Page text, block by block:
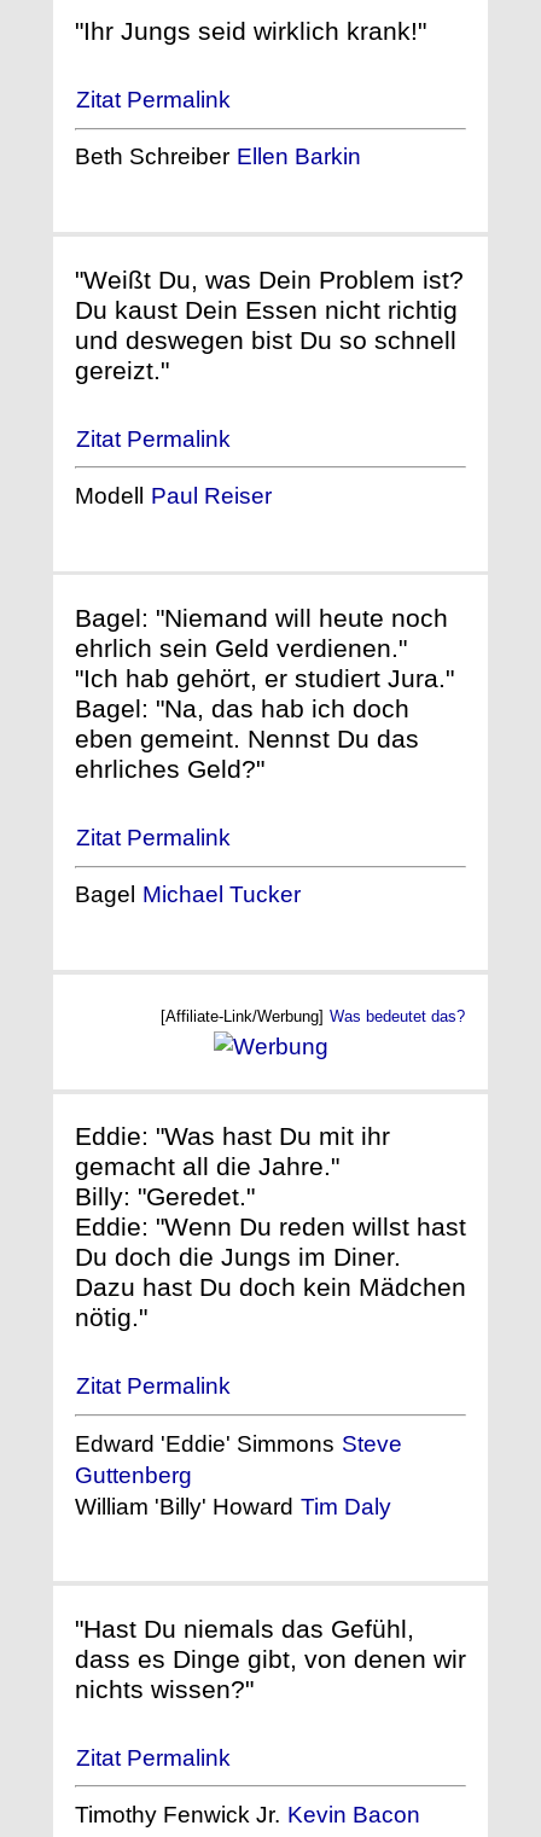
"Ihr Jungs seid wirklich krank!"
Zitat Permalink
Beth Schreiber Ellen Barkin
"Weißt Du, was Dein Problem ist?
Du kaust Dein Essen nicht richtig
und deswegen bist Du so schnell
gereizt."
Zitat Permalink
Modell Paul Reiser
Bagel: "Niemand will heute noch
ehrlich sein Geld verdienen."
"Ich hab gehört, er studiert Jura."
Bagel: "Na, das hab ich doch
eben gemeint. Nennst Du das
ehrliches Geld?"
Zitat Permalink
Bagel Michael Tucker
[Affiliate-Link/Werbung] Was bedeutet das?
Eddie: "Was hast Du mit ihr
gemacht all die Jahre."
Billy: "Geredet."
Eddie: "Wenn Du reden willst hast
Du doch die Jungs im Diner.
Dazu hast Du doch kein Mädchen
nötig."
Zitat Permalink
Edward 'Eddie' Simmons Steve
Guttenberg
William 'Billy' Howard Tim Daly
"Hast Du niemals das Gefühl,
dass es Dinge gibt, von denen wir
nichts wissen?"
Zitat Permalink
Timothy Fenwick Jr. Kevin Bacon